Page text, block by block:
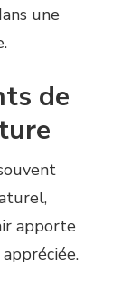
une
de
apporte